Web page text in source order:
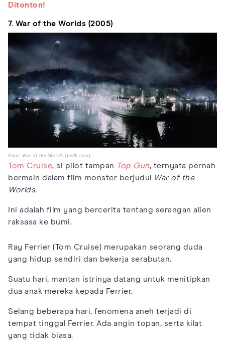
Ditonton!
7. War of the Worlds (2005)
Foto: War of the Worlds (Imdb.com)
Tom Cruise, si pilot tampan Top Gun, ternyata pernah
bermain dalam film monster berjudul
War of the
Worlds.
Ini adalah film yang bercerita tentang serangan alien
raksasa ke bumi.
Ray Ferrier (Tom Cruise) merupakan seorang duda
yang hidup sendiri dan bekerja serabutan.
Suatu hari, mantan istrinya datang untuk menitipkan
dua anak mereka kepada Ferrier.
Selang beberapa hari, fenomena aneh terjadi di
tempat tinggal Ferrier. Ada angin topan, serta kilat
yang tidak biasa.